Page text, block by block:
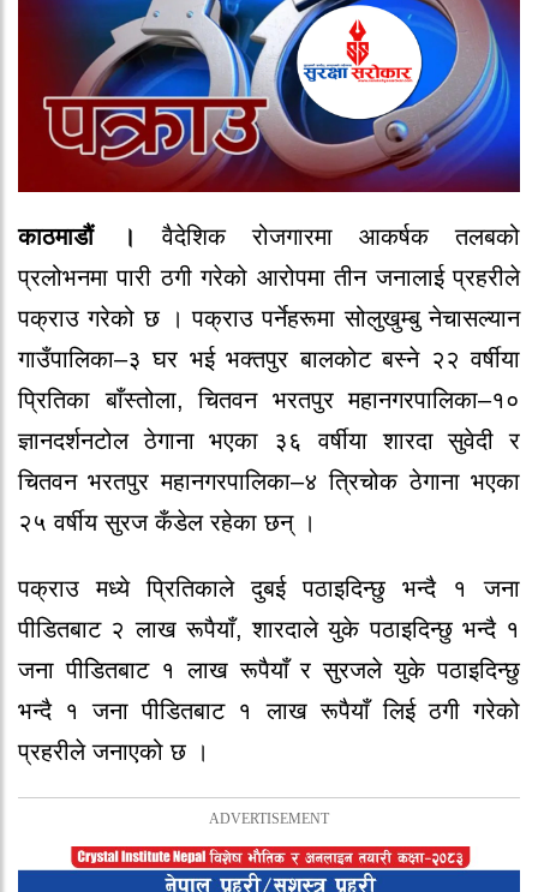
काठमाडौं ।
वैदेशिक रोजगारमा आकर्षक तलबको
प्रलोभनमा पारी ठगी गरेको आरोपमा तीन जनालाई प्रहरीले
पक्राउ गरेको छ । पक्राउ पर्नेहरूमा सोलुखुम्बु नेचासल्यान
गाउँपालिका–३ घर भई भक्तपुर बालकोट बस्ने २२ वर्षीया
प्रितिका बाँस्तोला, चितवन भरतपुर महानगरपालिका–१०
ज्ञानदर्शनटोल ठेगाना भएका ३६ वर्षीया शारदा सुवेदी र
चितवन भरतपुर महानगरपालिका–४ त्रिचोक ठेगाना भएका
२५ वर्षीय सुरज कँडेल रहेका छन् ।
पक्राउ मध्ये प्रितिकाले दुबई पठाइदिन्छु भन्दै १ जना
पीडितबाट २ लाख रूपैयाँ, शारदाले युके पठाइदिन्छु भन्दै १
जना पीडितबाट १ लाख रूपैयाँ र सुरजले युके पठाइदिन्छु
भन्दै १ जना पीडितबाट १ लाख रूपैयाँ लिई ठगी गरेको
प्रहरीले जनाएको छ ।